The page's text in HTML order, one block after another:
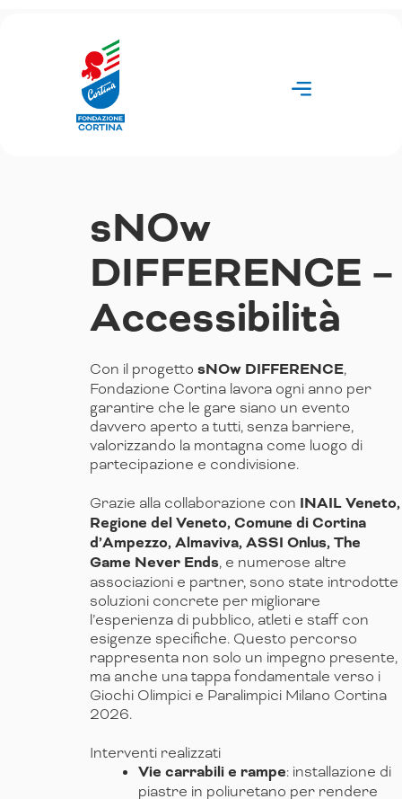
sNOw
DIFFERENCE –
Accessibilità
Con il progetto sNOw DIFFERENCE,
Fondazione Cortina lavora ogni anno per
garantire che le gare siano un evento
davvero aperto a tutti, senza barriere,
valorizzando la montagna come luogo di
partecipazione e condivisione.
Grazie alla collaborazione con INAIL Veneto,
Regione del Veneto, Comune di Cortina
d’Ampezzo, Almaviva, ASSI Onlus, The
Game Never Ends, e numerose altre
associazioni e partner, sono state introdotte
soluzioni concrete per migliorare
l’esperienza di pubblico, atleti e staff con
esigenze specifiche. Questo percorso
rappresenta non solo un impegno presente,
ma anche una tappa fondamentale verso i
Giochi Olimpici e Paralimpici Milano Cortina
2026.
Interventi realizzati
Vie carrabili e rampe: installazione di
piastre in poliuretano per rendere